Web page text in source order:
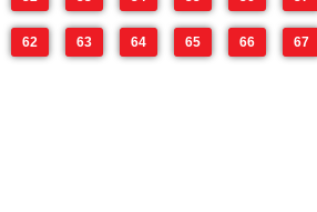
62 63 64 65 66 67